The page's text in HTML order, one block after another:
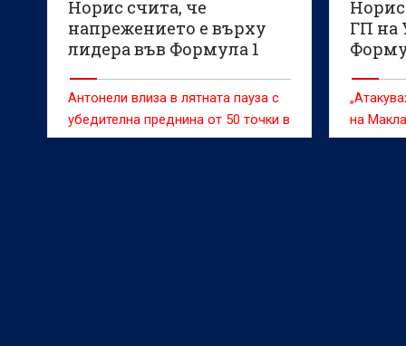
Норис счита, че
напрежението е върху
лидера във Формула 1
Антонели влиза в лятната пауза с
убедителна преднина от 50 точки в
генералното класиране
ГП на
на